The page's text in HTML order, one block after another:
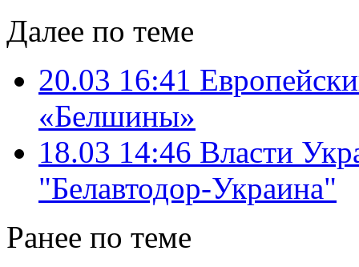
Далее по теме
20.03 16:41
«Белшины»
18.03 14:46 Власти
"Белавтодор-Украина"
Ранее по теме